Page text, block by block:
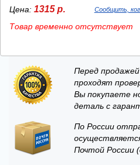
Цена: 1315 р. Сообщить,
Товар временно отсутствует
Перед
проходят
Вы покупаете
деталь с
По России
Почтой России